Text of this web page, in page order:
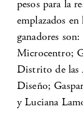
pesos para la
emplazados
ganadores son:
Microcentro;
Distrito de
Diseño;
y Luciana